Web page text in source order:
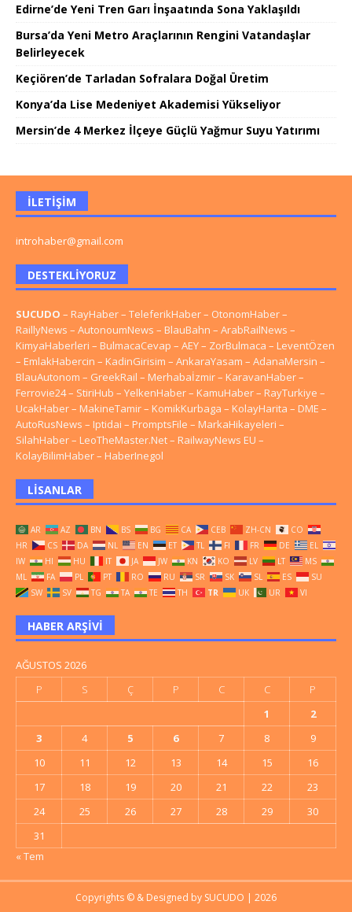
Edirne’de Yeni Tren Garı İnşaatında Sona Yaklaşıldı
Bursa’da Yeni Metro Araçlarının Rengini Vatandaşlar
Belirleyecek
Keçiören’de Tarladan Sofralara Doğal Üretim
Konya’da Lise Medeniyet Akademisi Yükseliyor
Mersin’de 4 Merkez İlçeye Güçlü Yağmur Suyu Yatırımı
İLETIŞIM
introhaber@gmail.com
DESTEKLIYORUZ
SUCUDO – RayHaber– TeleferikHaber– OtonomHaber–
RaillyNews – AutonoumNews – BlauBahn – ArabRailNews –
KimyaHaberleri – BulmacaCevap – AEY– ZorBulmaca – LeventÖzen
– EmlakHabercin – KadinGirisim – AnkaraYasam – AdanaMersin –
BlauAutonom – GreekRail – Merhabaİzmir– KaravanHaber–
Ferrovie24– StiriHub – YelkenHaber– KamuHaber– RayTurkiye –
UcakHaber– MakineTamir– KomikKurbaga – KolayHarita – DME –
AutoRusNews – Iptidai – PromptsFile – MarkaHikayeleri –
SilahHaber– LeoTheMaster.Net– RailwayNews EU –
KolayBilimHaber– HaberInegol
LISANLAR
AR AZ BN BS BG CA CEB ZH-CN
CO
HR
CS DA NL EN ET TL FI FR DE
EL
IW
HI HU IT JA JW KN KO LV LT
MS
ML
FA PL PT RO RU SR SK SL ES
SU
SW
SV TG TA TE TH TR UK UR VI
HABER ARŞIVI
AĞUSTOS 2026
P
S Ç P C C
P
1
2
3
4 5 6 7 8
9
10
11 12 13 14 15
16
17
18 19 20 21 22
23
24
25 26 27 28 29
30
31
« Tem
Copyrights © & Designed by SUCUDO | 2026